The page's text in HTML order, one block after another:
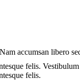
accumsan libero
felis.
felis.